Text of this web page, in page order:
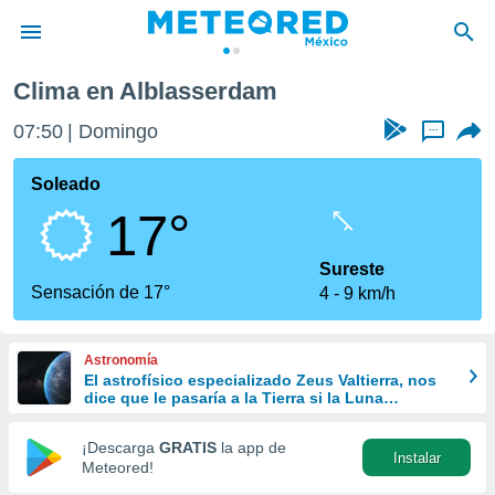
de
ha sido
calidad.
a este
las
y
forma
digital
basada
Clima en Alblasserdam
07:50 Domingo ...
Soleado
17°
Sensación de 17°
Sureste
4
9 km/h
Astronomía
El astrofísico especializado Zeus Valtierra, nos
dice que le pasaría a la Tierra si la Luna
¡Descarga GRATIS la app de
Meteored!
Instalar